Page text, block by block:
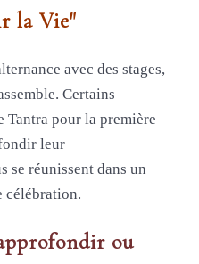
la Vie"
avec des stages,
Certains
pour la première
leur
se réunissent dans un
célébration.
ou